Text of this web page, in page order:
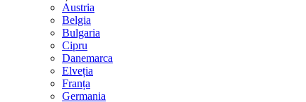
Austria
Belgia
Bulgaria
Cipru
Danemarca
Elveția
Franța
Germania